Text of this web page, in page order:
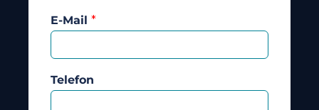
E-Mail *
Telefon